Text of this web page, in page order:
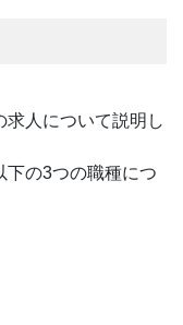
人について説明し
下の3つの職種につ